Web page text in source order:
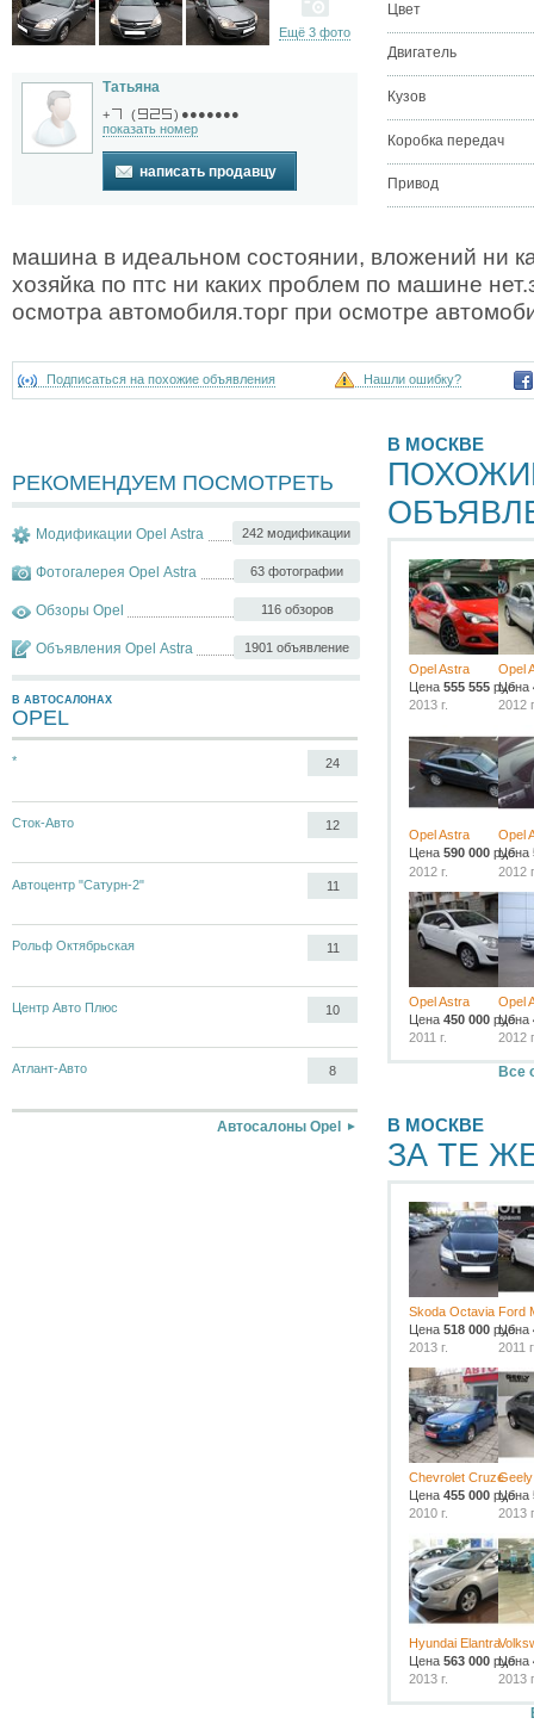
Ещё 3 фото
Татьяна
+ ( ) ●●●●●●●
показать номер
написать продавцу
Цвет
Двигатель
Кузов
Коробка передач
Привод
машина в идеальном состоянии, вложений ни
хозяйка по птс ни каких проблем по машине
осмотра автомобиля.торг при осмотре
Подписаться на похожие объявления Нашли ошибку?
РЕКОМЕНДУЕМ ПОСМОТРЕТЬ
242 модификации
Модификации Opel Astra
63 фотографии
Фотогалерея Opel Astra
116 обзоров
Обзоры Opel
1901 объявление
Объявления Opel Astra
В АВТОСАЛОНАХ
OPEL
* 24
Сток-Авто 12
Автоцентр "Сатурн-2" 11
Рольф Октябрьская 11
Центр Авто Плюс 10
Атлант-Авто 8
Автосалоны Opel
В МОСКВЕ
Opel Astra
Цена 555 555 руб.
2013 г.
Opel
Цена
2012
Opel Astra
Цена 590 000 руб.
2012 г.
Opel
Цена
2012
Opel Astra
Цена 450 000 руб.
2011 г.
Opel
Цена
2012
Все
В МОСКВЕ
ЗА ТЕ
Skoda Octavia
Цена 518 000 руб.
2013 г.
Ford
Цена
2011
Chevrolet Cruze
Цена 455 000 руб.
2010 г.
Цена
2013
Hyundai Elantra
Цена 563 000 руб.
2013 г.
Цена
2013